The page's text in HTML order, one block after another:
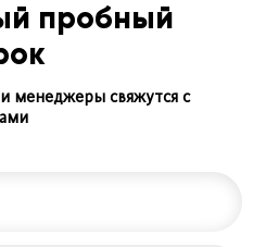
пробный
менеджеры свяжутся с